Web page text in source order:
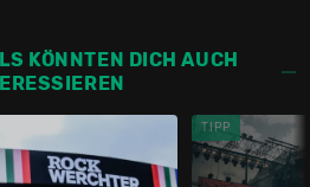
KÖNNTEN DICH AUCH
TIPP